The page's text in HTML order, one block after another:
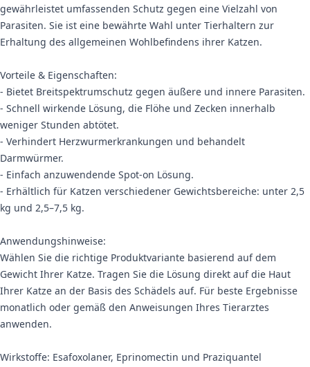
gewährleistet umfassenden Schutz gegen eine Vielzahl von
Parasiten. Sie ist eine bewährte Wahl unter Tierhaltern zur
Erhaltung des allgemeinen Wohlbefindens ihrer Katzen.
Vorteile & Eigenschaften:
- Bietet Breitspektrumschutz gegen äußere und innere Parasiten.
- Schnell wirkende Lösung, die Flöhe und Zecken innerhalb
weniger Stunden abtötet.
- Verhindert Herzwurmerkrankungen und behandelt
Darmwürmer.
- Einfach anzuwendende Spot-on Lösung.
- Erhältlich für Katzen verschiedener Gewichtsbereiche: unter 2,5
kg und 2,5–7,5 kg.
Anwendungshinweise:
Wählen Sie die richtige Produktvariante basierend auf dem
Gewicht Ihrer Katze. Tragen Sie die Lösung direkt auf die Haut
Ihrer Katze an der Basis des Schädels auf. Für beste Ergebnisse
monatlich oder gemäß den Anweisungen Ihres Tierarztes
anwenden.
Wirkstoffe: Esafoxolaner, Eprinomectin und Praziquantel